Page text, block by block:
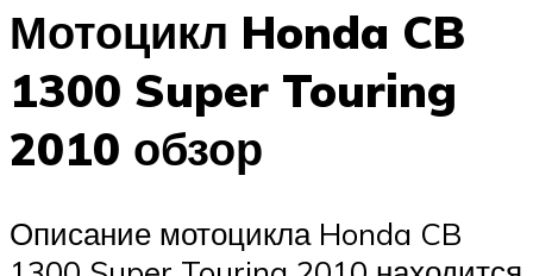
Мотоцикл Honda CB
1300 Super Touring
2010 обзор
Описание мотоцикла Honda CB